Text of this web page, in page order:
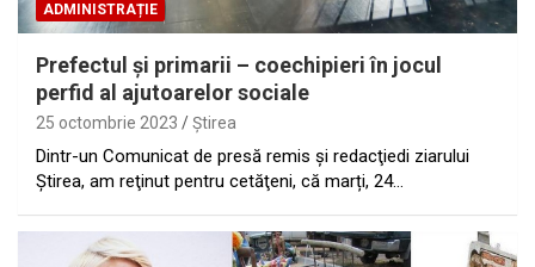
ADMINISTRAȚIE
Prefectul şi primarii – coechipieri în jocul
perfid al ajutoarelor sociale
25 octombrie 2023 Ştirea
Dintr-un Comunicat de presă remis şi redacţiedi ziarului
Ştirea, am reţinut pentru cetăţeni, că marți, 24…